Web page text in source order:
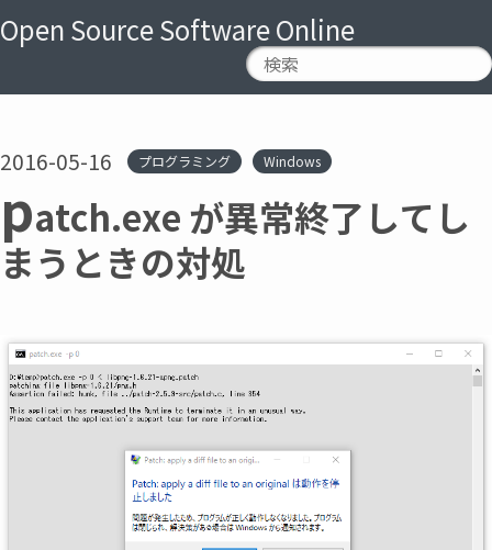
Open Source Software Online
2016-05-16 プログラミング Windows
patch.exe が異常終了してし
まうときの対処